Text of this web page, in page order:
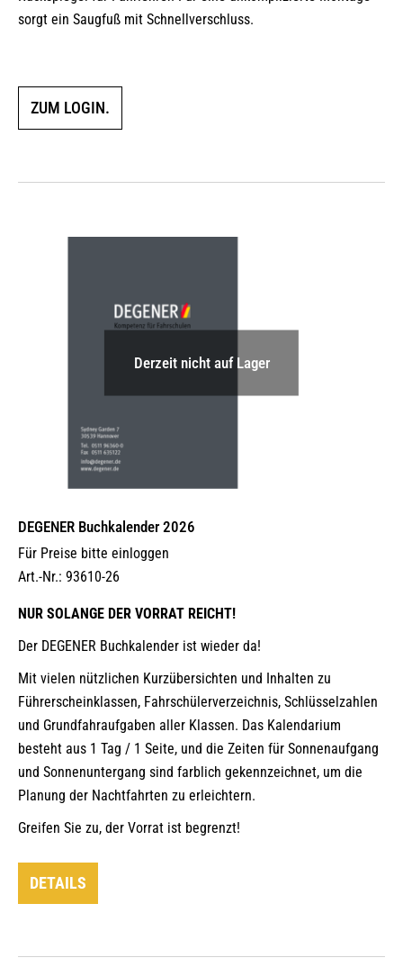
sorgt ein Saugfuß mit Schnellverschluss.
ZUM LOGIN.
Derzeit nicht auf Lager
DEGENER Buchkalender 2026
Für Preise bitte einloggen
Art.-Nr.: 93610-26
NUR SOLANGE DER VORRAT REICHT!
Der DEGENER Buchkalender ist wieder da!
Mit vielen nützlichen Kurzübersichten und Inhalten zu
Führerscheinklassen, Fahrschülerverzeichnis, Schlüsselzahlen
und Grundfahraufgaben aller Klassen. Das Kalendarium
besteht aus 1 Tag / 1 Seite, und die Zeiten für Sonnenaufgang
und Sonnenuntergang sind farblich gekennzeichnet, um die
Planung der Nachtfahrten zu erleichtern.
Greifen Sie zu, der Vorrat ist begrenzt!
DETAILS